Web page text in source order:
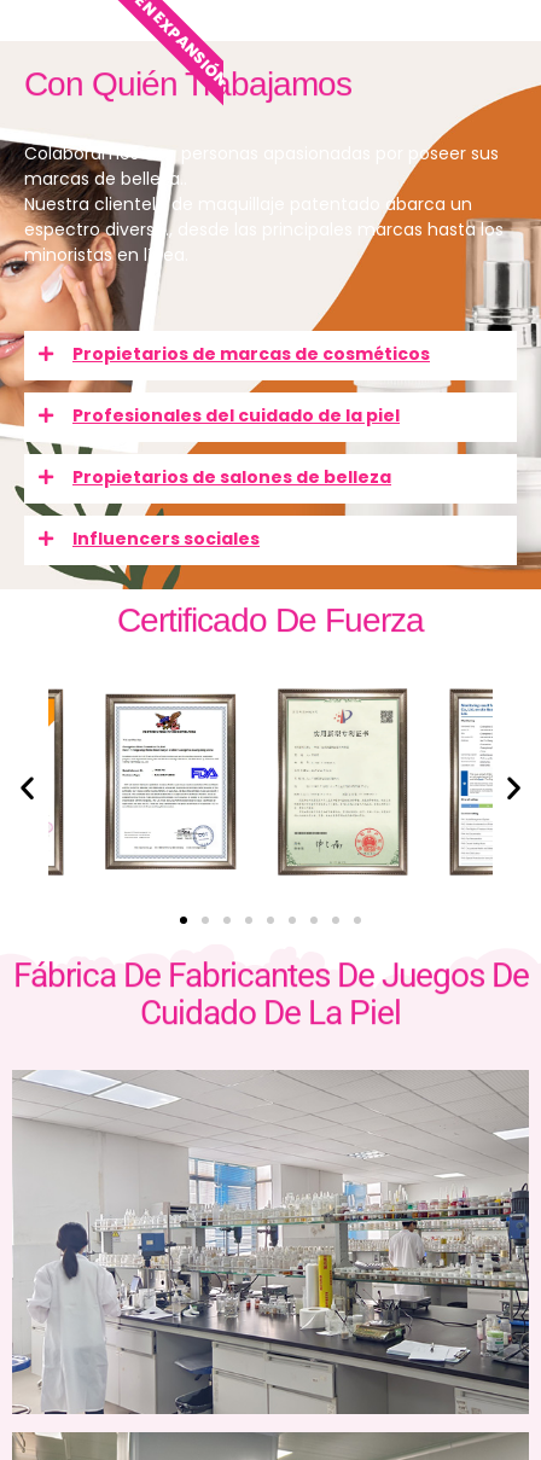
EN EXPANSIÓN
Con Quién Trabajamos
Colaboramos con personas apasionadas por poseer sus
marcas de belleza..
Nuestra clientela de maquillaje patentado abarca un
espectro diverso., desde las principales marcas hasta los
minoristas en línea.
Propietarios de marcas de cosméticos
Profesionales del cuidado de la piel
Propietarios de salones de belleza
Influencers sociales
Certificado De Fuerza
Fábrica De Fabricantes De Juegos De
Cuidado De La Piel